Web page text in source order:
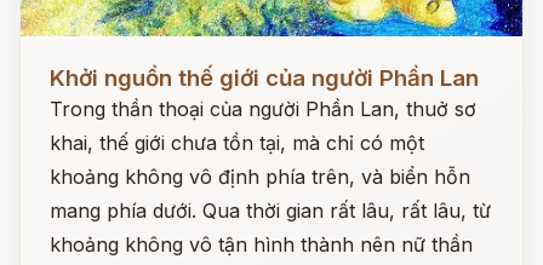
Khởi nguồn thế giới của người Phần Lan
Trong thần thoại của người Phần Lan, thuở sơ
khai, thế giới chưa tồn tại, mà chỉ có một
khoảng không vô định phía trên, và biển hỗn
mang phía dưới. Qua thời gian rất lâu, rất lâu, từ
khoảng không vô tận hình thành nên nữ thần